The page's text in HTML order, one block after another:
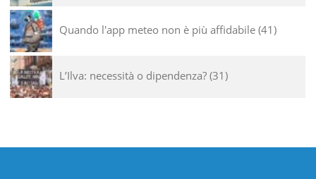
Quando l'app meteo non è più affidabile 41
L’Ilva: necessità o dipendenza? 31